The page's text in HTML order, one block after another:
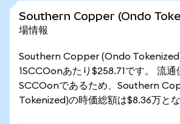
Southern Copper (Ondo
場情報
Southern Copper (Ondo Tokenized)
1SCCOonあたり$258.71です。 流通
SCCOonであるため、Southern
Tokenized)の時価総額は$8.36万とな